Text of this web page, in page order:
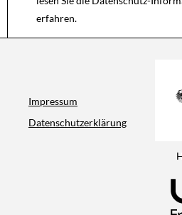
erfahren.
Impressum
Datenschutzerklärung